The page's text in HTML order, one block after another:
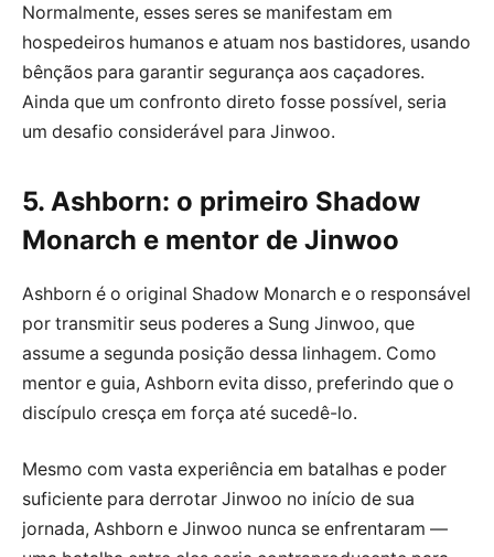
Normalmente, esses seres se manifestam em
hospedeiros humanos e atuam nos bastidores, usando
bênçãos para garantir segurança aos caçadores.
Ainda que um confronto direto fosse possível, seria
um desafio considerável para Jinwoo.
5. Ashborn: o primeiro Shadow
Monarch e mentor de Jinwoo
Ashborn é o original Shadow Monarch e o responsável
por transmitir seus poderes a Sung Jinwoo, que
assume a segunda posição dessa linhagem. Como
mentor e guia, Ashborn evita disso, preferindo que o
discípulo cresça em força até sucedê-lo.
Mesmo com vasta experiência em batalhas e poder
suficiente para derrotar Jinwoo no início de sua
jornada, Ashborn e Jinwoo nunca se enfrentaram —